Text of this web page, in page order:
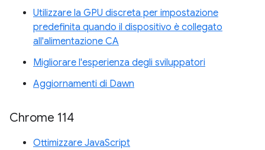
Utilizzare la GPU discreta per impostazione
predefinita quando il dispositivo è collegato
all'alimentazione CA
Migliorare l'esperienza degli sviluppatori
Aggiornamenti di Dawn
Chrome 114
Ottimizzare JavaScript